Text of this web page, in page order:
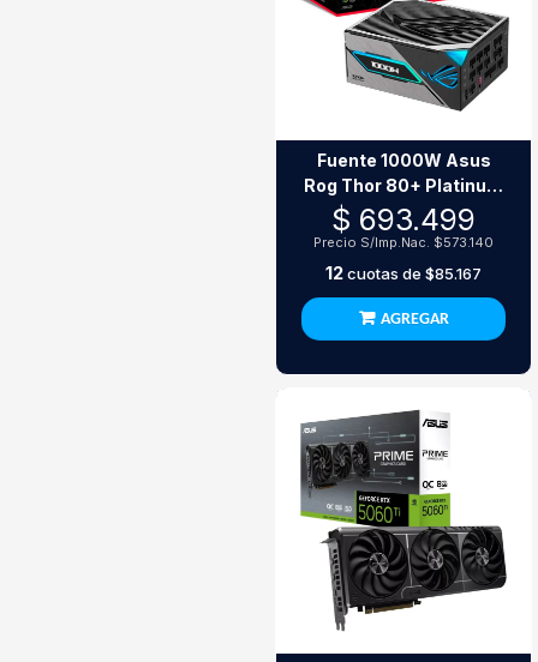
Fuente 1000W Asus
Rog Thor 80+ Platinum
Iii Atx 3.1 Black
$ 693.499
Precio S/Imp.Nac. $573.140
12cuotas de $85.167
AGREGAR